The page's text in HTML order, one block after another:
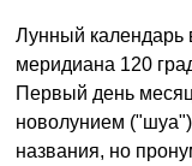
Лунный календарь
меридиана 120
Первый день
новолунием
названия, но